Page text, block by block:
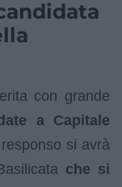
con grande
a Capitale
si avrà
che si